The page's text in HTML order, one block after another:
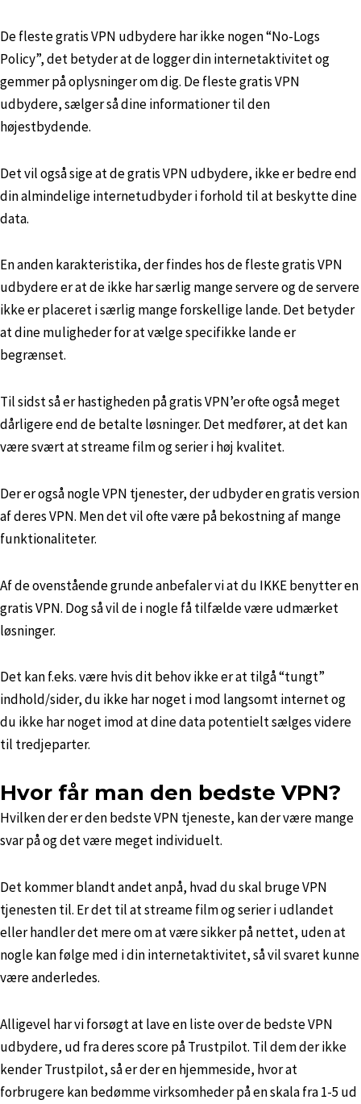
De fleste gratis VPN udbydere har ikke nogen “No-Logs
Policy”, det betyder at de logger din internetaktivitet og
gemmer på oplysninger om dig. De fleste gratis VPN
udbydere, sælger så dine informationer til den
højestbydende.
Det vil også sige at de gratis VPN udbydere, ikke er bedre end
din almindelige internetudbyder i forhold til at beskytte dine
data.
En anden karakteristika, der findes hos de fleste gratis VPN
udbydere er at de ikke har særlig mange servere og de servere
ikke er placeret i særlig mange forskellige lande. Det betyder
at dine muligheder for at vælge specifikke lande er
begrænset.
Til sidst så er hastigheden på gratis VPN’er ofte også meget
dårligere end de betalte løsninger. Det medfører, at det kan
være svært at streame film og serier i høj kvalitet.
Der er også nogle VPN tjenester, der udbyder en gratis version
af deres VPN. Men det vil ofte være på bekostning af mange
funktionaliteter.
Af de ovenstående grunde anbefaler vi at du IKKE benytter en
gratis VPN. Dog så vil de i nogle få tilfælde være udmærket
løsninger.
Det kan f.eks. være hvis dit behov ikke er at tilgå “tungt”
indhold/sider, du ikke har noget i mod langsomt internet og
du ikke har noget imod at dine data potentielt sælges videre
til tredjeparter.
Hvor får man den bedste VPN?
Hvilken der er den bedste VPN tjeneste, kan der være mange
svar på og det være meget individuelt.
Det kommer blandt andet anpå, hvad du skal bruge VPN
tjenesten til. Er det til at streame film og serier i udlandet
eller handler det mere om at være sikker på nettet, uden at
nogle kan følge med i din internetaktivitet, så vil svaret kunne
være anderledes.
Alligevel har vi forsøgt at lave en liste over de bedste VPN
udbydere, ud fra deres score på Trustpilot. Til dem der ikke
kender Trustpilot, så er der en hjemmeside, hvor at
forbrugere kan bedømme virksomheder på en skala fra 1-5 ud